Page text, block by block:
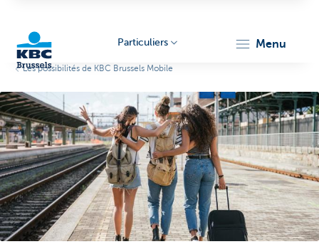
Brussels
Particuliers menu
Les possibilités de KBC Brussels Mobile